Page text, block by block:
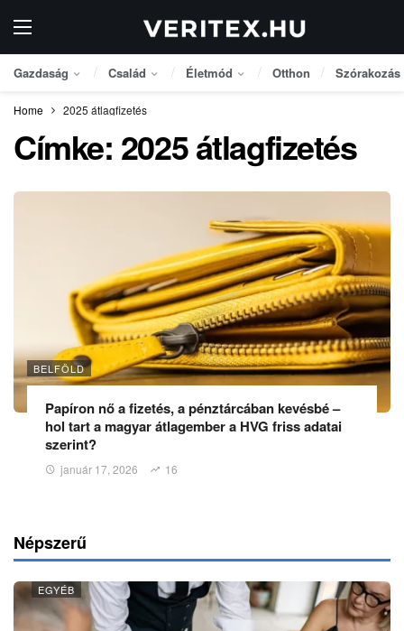
Gazdaság Család Életmód Otthon Szórakozás
Home 2025 átlagfizetés
Címke: 2025 átlagfizetés
BELFÖLD
Papíron nő a fizetés, a pénztárcában kevésbé –
hol tart a magyar átlagember a HVG friss adatai
szerint?
január 17, 2026 16
Népszerű
EGYÉB